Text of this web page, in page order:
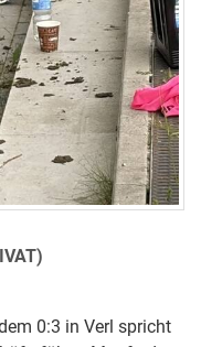
0:3 in Verl spricht